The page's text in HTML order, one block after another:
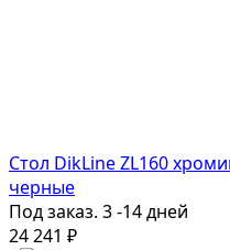
Стол DikLine ZL160
черные
Под заказ. 3 -14 дней
24 241 ₽